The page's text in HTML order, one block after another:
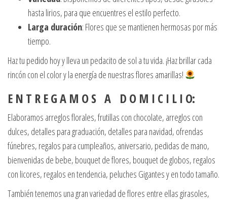
hasta lirios, para que encuentres el estilo perfecto.
Larga duración: Flores que se mantienen hermosas por más
tiempo.
Haz tu pedido hoy y lleva un pedacito de sol a tu vida. ¡Haz brillar cada
rincón con el color y la energía de nuestras flores amarillas!
E N T R E G A M O S A D O M I C I L I O:
Elaboramos arreglos florales, frutillas con chocolate, arreglos con
dulces, detalles para graduación, detalles para navidad, ofrendas
fúnebres, regalos para cumpleaños, aniversario, pedidas de mano,
bienvenidas de bebe, bouquet de flores, bouquet de globos, regalos
con licores, regalos en tendencia, peluches Gigantes y en todo tamaño.
También tenemos una gran variedad de flores entre ellas girasoles,